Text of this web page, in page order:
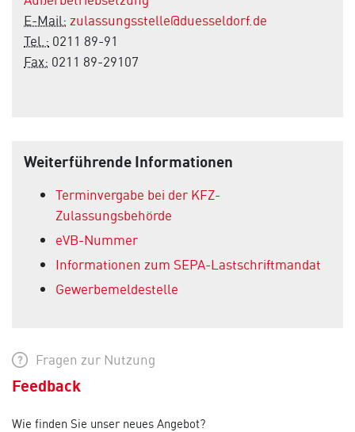
E-Mail: zulassungsstelle@duesseldorf.de
Tel.: 0211 89-91
Fax: 0211 89-29107
Weiterführende Informationen
Terminvergabe bei der KFZ-
Zulassungsbehörde
eVB-Nummer
Informationen zum SEPA-Lastschriftmandat
Gewerbemeldestelle
Fragen zur Nutzung
Feedback
Wie finden Sie unser neues Angebot?